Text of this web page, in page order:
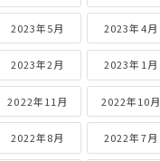
2023年5月 2023年4月
2023年2月 2023年1月
2022年11月 2022年10月
2022年8月 2022年7月